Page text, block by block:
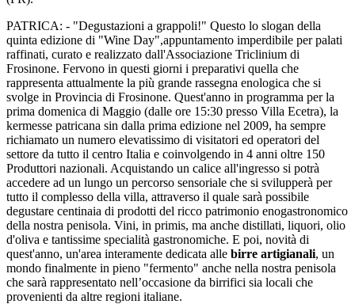
PATRICA: - "Degustazioni a grappoli!" Questo lo slogan della
quinta edizione di "Wine Day",appuntamento imperdibile per palati
raffinati, curato e realizzato dall'Associazione Triclinium di
Frosinone. Fervono in questi giorni i preparativi quella che
rappresenta attualmente la più grande rassegna enologica che si
svolge in Provincia di Frosinone. Quest'anno in programma per la
prima domenica di Maggio (dalle ore 15:30 presso Villa Ecetra), la
kermesse patricana sin dalla prima edizione nel 2009, ha sempre
richiamato un numero elevatissimo di visitatori ed operatori del
settore da tutto il centro Italia e coinvolgendo in 4 anni oltre 150
Produttori nazionali. Acquistando un calice all'ingresso si potrà
accedere ad un lungo un percorso sensoriale che si svilupperà per
tutto il complesso della villa, attraverso il quale sarà possibile
degustare centinaia di prodotti del ricco patrimonio enogastronomico
della nostra penisola. Vini, in primis, ma anche distillati, liquori, olio
d'oliva e tantissime specialità gastronomiche. E poi, novità di
quest'anno, un'area interamente dedicata alle birre artigianali, un
mondo finalmente in pieno "fermento" anche nella nostra penisola
che sarà rappresentato nell’occasione da birrifici sia locali che
provenienti da altre regioni italiane.